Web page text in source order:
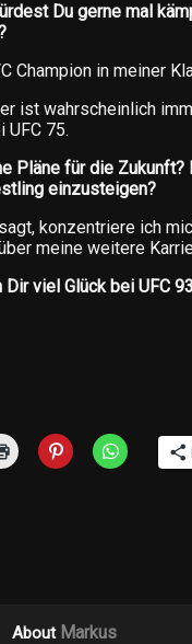
Du gerne mal
Champion in meiner
ist wahrscheinlich
UFC 75.
Pläne für die
einzusteigen?
konzentriere ich
meine weitere
Dir viel Glück bei UFC
About Markus